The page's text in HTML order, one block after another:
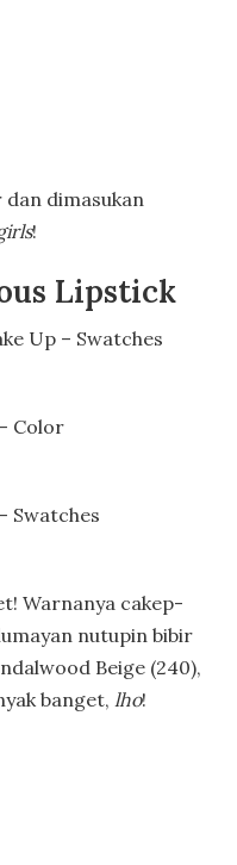
dimasukan
!
Lipstick
Up – Swatches
Color
Swatches
Warnanya cakep-
nutupin bibir
Beige (240),
banget, lho!